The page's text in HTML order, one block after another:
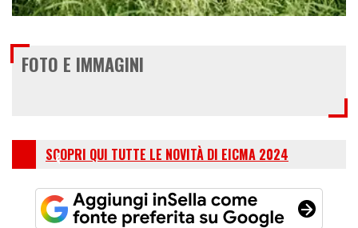
FOTO E IMMAGINI
SCOPRI QUI TUTTE LE NOVITÀ DI EICMA 2024